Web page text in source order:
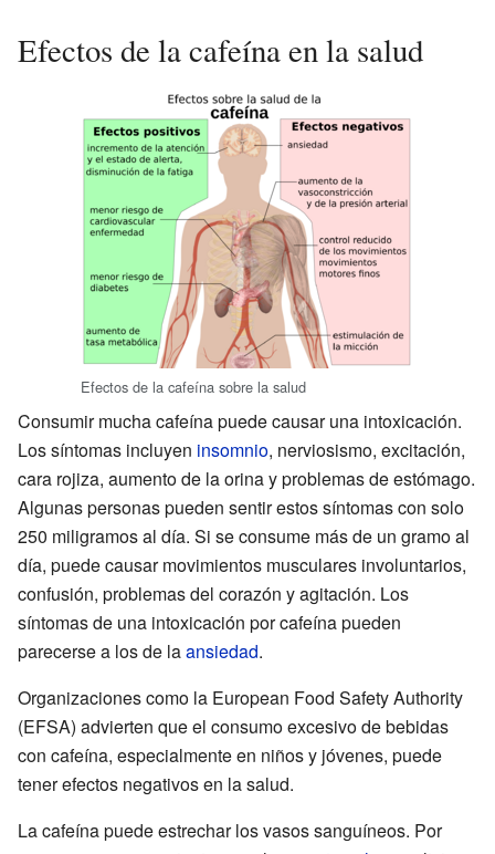
Efectos de la cafeína en la salud
Efectos de la cafeína sobre la salud
Consumir mucha cafeína puede causar una intoxicación.
Los síntomas incluyen insomnio, nerviosismo, excitación,
cara rojiza, aumento de la orina y problemas de estómago.
Algunas personas pueden sentir estos síntomas con solo
250 miligramos al día. Si se consume más de un gramo al
día, puede causar movimientos musculares involuntarios,
confusión, problemas del corazón y agitación. Los
síntomas de una intoxicación por cafeína pueden
parecerse a los de laansiedad.
Organizaciones como la European Food Safety Authority
(EFSA) advierten que el consumo excesivo de bebidas
con cafeína, especialmente en niños y jóvenes, puede
tener efectos negativos en la salud.
La cafeína puede estrechar los vasos sanguíneos. Por